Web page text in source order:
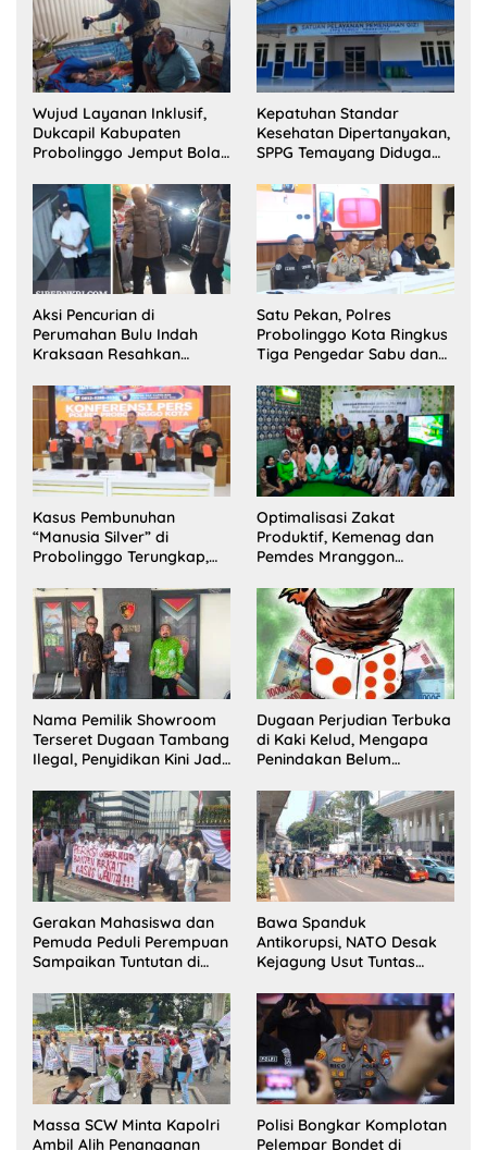
Wujud Layanan Inklusif,
Dukcapil Kabupaten
Probolinggo Jemput Bola
Disabilitas di Dringu
Kepatuhan Standar
Kesehatan Dipertanyakan,
SPPG Temayang Diduga
Aksi Pencurian di
Perumahan Bulu Indah
Kraksaan Resahkan
Satu Pekan, Polres
Probolinggo Kota Ringkus
Tiga Pengedar Sabu dan
Kasus Pembunuhan
“Manusia Silver” di
Probolinggo Terungkap,
Satu Buron
Optimalisasi Zakat
Produktif, Kemenag dan
Pemdes Mranggon
Pelaksana Kampung
Zakat
Nama Pemilik Showroom
Terseret Dugaan Tambang
Ilegal, Penyidikan Kini Jadi
Dugaan Perjudian Terbuka
di Kaki Kelud, Mengapa
Penindakan Belum
Gerakan Mahasiswa dan
Pemuda Peduli Perempuan
Sampaikan Tuntutan di
Bawa Spanduk
Antikorupsi, NATO Desak
Kejagung Usut Tuntas
Massa SCW Minta Kapolri
Ambil Alih Penanganan
Polisi Bongkar Komplotan
Pelempar Bondet di